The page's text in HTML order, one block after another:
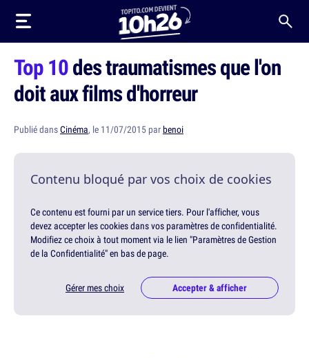
Top 10des traumatismes que l'on
doit aux films d'horreur
Publié dansCinéma, le 11/07/2015 parbenoi
Contenu bloqué par vos choix de cookies
Ce contenu est fourni par un service tiers. Pour l'afficher, vous
devez accepter les cookies dans vos paramètres de confidentialité.
Modifiez ce choix à tout moment via le lien "Paramètres de Gestion
de la Confidentialité" en bas de page.
Gérer mes choix Accepter & afficher